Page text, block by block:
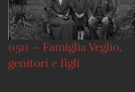
0511 – Famiglia Veglio,
genitori e figli